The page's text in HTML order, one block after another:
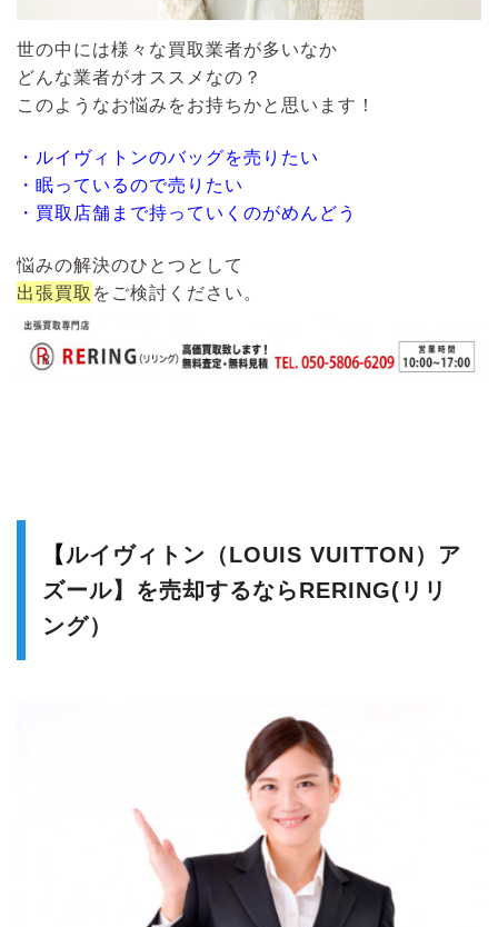
世の中には様々な買取業者が多いなか
どんな業者がオススメなの？
このようなお悩みをお持ちかと思います！
・ルイヴィトンのバッグを売りたい
・眠っているので売りたい
・買取店舗まで持っていくのがめんどう
悩みの解決のひとつとして
出張買取 をご検討ください。
【ルイヴィトン（LOUIS VUITTON）ア
ズール】を売却するならRERING(リリ
ング）